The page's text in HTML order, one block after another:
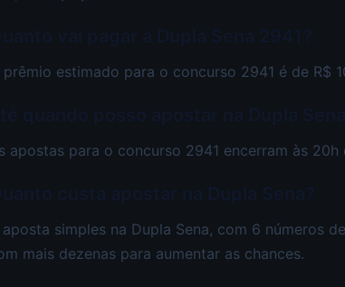
prêmio estimado para o concurso 2941 é de R$
apostas para o concurso 2941 encerram às
simples na Dupla Sena, com 6 números
mais dezenas para aumentar as chances.